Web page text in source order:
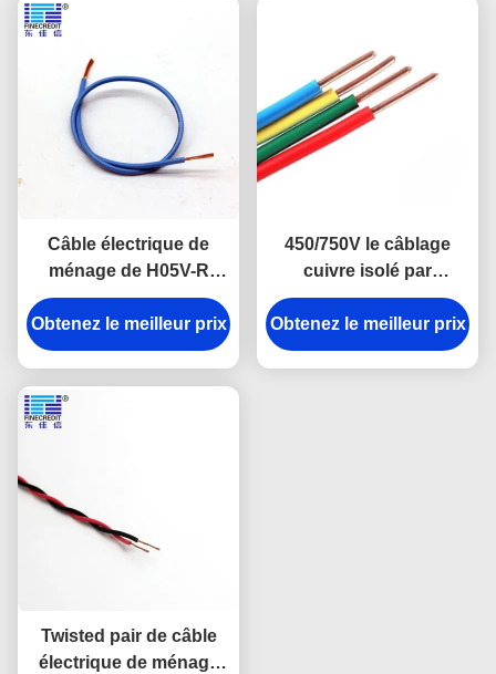
Câble électrique de
ménage de H05V-R
H07V-R 0.5mm2 à un
noyau pour la
construction
Obtenez le meilleur prix
450/750V le câblage
cuivre isolé par
monocaténaire H07V K
ccc a énuméré
Obtenez le meilleur prix
Twisted pair de câble
électrique de ménage